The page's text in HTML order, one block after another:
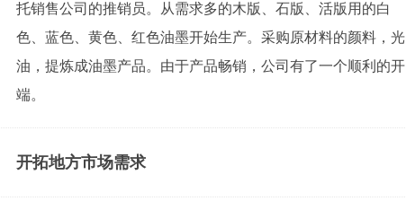
托销售公司的推销员。从需求多的木版、石版、活版用的白
色、蓝色、黄色、红色油墨开始生产。采购原材料的颜料，光
油，提炼成油墨产品。由于产品畅销，公司有了一个顺利的开
端。
开拓地方市场需求